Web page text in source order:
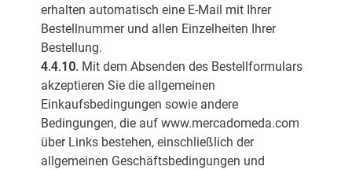
erhalten automatisch eine E-Mail mit Ihrer
Bestellnummer und allen Einzelheiten Ihrer
Bestellung.
4.4.10. Mit dem Absenden des Bestellformulars
akzeptieren Sie die allgemeinen
Einkaufsbedingungen sowie andere
Bedingungen, die auf www.mercadomeda.com
über Links bestehen, einschließlich der
allgemeinen Geschäftsbedingungen und